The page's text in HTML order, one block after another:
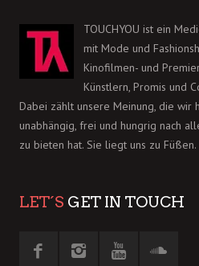
TOUCHYOU ist ein
mit Mode und
Kinofilmen- und
Künstlern, Promis und
Dabei zählt unsere Meinung, die wir
unabhängig, frei und hungrig nach
zu bieten hat. Sie liegt uns zu Füßen.
LET´S GET IN TOUCH